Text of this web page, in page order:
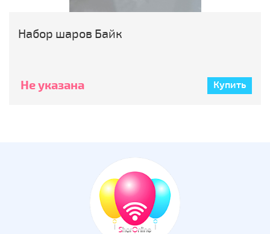
Набор шаров Байк
Не указана Купить